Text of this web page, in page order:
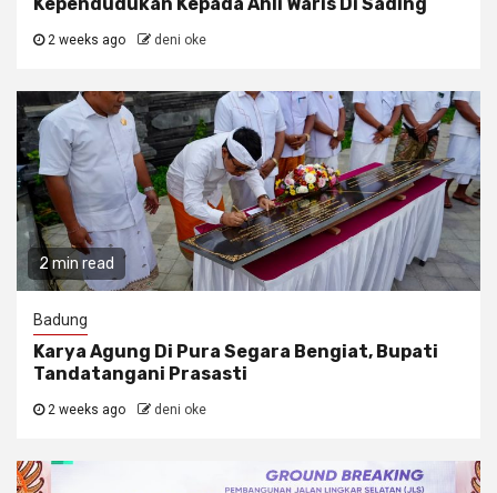
2 weeks ago deni oke
2 min read
Badung
Karya Agung Di Pura Segara Bengiat, Bupati
Tandatangani Prasasti
2 weeks ago deni oke